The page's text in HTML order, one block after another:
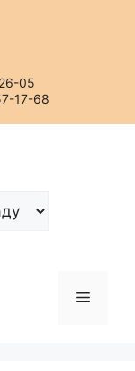
05
17-68
Меню